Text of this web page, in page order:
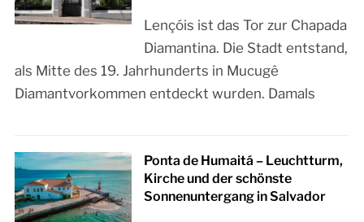
Lençóis ist das Tor zur Chapada
Diamantina. Die Stadt entstand,
als Mitte des 19. Jahrhunderts in Mucugê
Diamantvorkommen entdeckt wurden. Damals
Ponta de Humaitá – Leuchtturm,
Kirche und der schönste
Sonnenuntergang in Salvador